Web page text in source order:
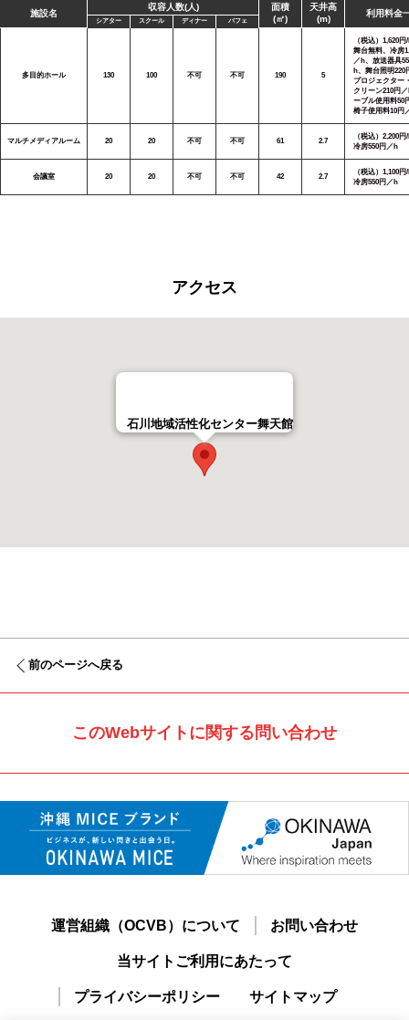
施設名
収容人数(人)
面積
(㎡)
天井高
(m)
利用料金
シアター スクール ディナー バフェ
多目的ホール 130 100 不可 不可 190 5
（税込）1,620円
舞台無料、冷房
／h、放送器具
h、舞台照明220
プロジェクター
クリーン210円
ーブル使用料50
椅子使用料10円
マルチメディアルーム 20 20 不可 不可 61 2.7
（税込）2,200円
冷房550円／h
会議室 20 20 不可 不可 42 2.7
（税込）1,100円
冷房550円／h
アクセス
石川地域活性化センター舞天館
前のページへ戻る
このWebサイトに関する問い合わせ
運営組織（OCVB）について お問い合わせ
当サイトご利用にあたって
プライバシーポリシー サイトマップ